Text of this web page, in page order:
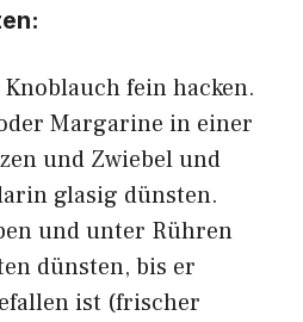
fein hacken.
Margarine in einer
und Zwiebel und
glasig dünsten.
und unter Rühren
dünsten, bis er
ist (frischer